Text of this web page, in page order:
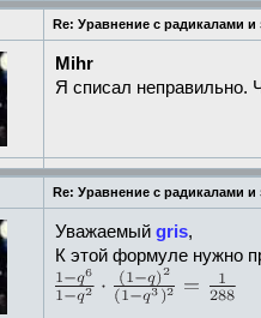
Re: Уравнение с радикалами и
Mihr
Я списал неправильно.
Re: Уравнение с радикалами и
Уважаемый gris,
К этой формуле нужно